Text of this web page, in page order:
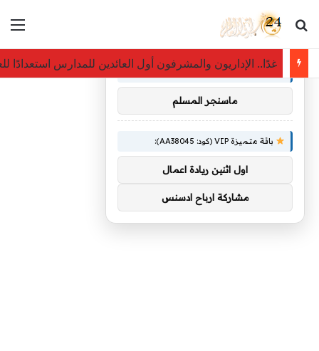
بحث عن
غدًا.. الإداريون والمشرفون أول العائدين للمدارس استعدادًا
توصيات :
باقة متميزة VIP (كود: AA26790):
ماسنجر المسلم
باقة متميزة VIP (كود: AA38045):
اول اثنين ريادة اعمال
مشاركة ارباح ادسنس